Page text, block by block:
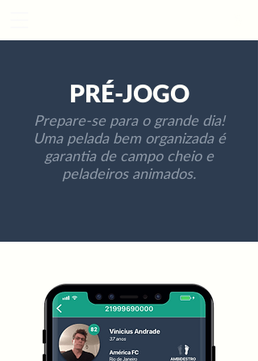
PRÉ-JOGO
Prepare-se para o grande dia!
Uma pelada bem organizada é
garantia de campo cheio e
peladeiros animados.